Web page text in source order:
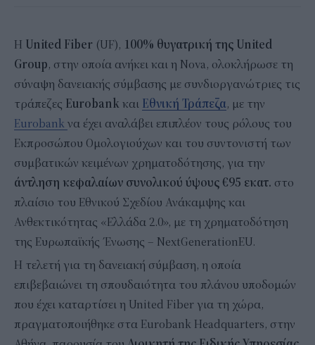
H United Fiber (UF), 100% θυγατρική της United
Group, στην οποία ανήκει και η Nova, ολοκλήρωσε τη
σύναψη δανειακής σύμβασης με συνδιοργανώτριες τις
τράπεζες Eurobank και Εθνική Τράπεζα, με την
Eurobank να έχει αναλάβει επιπλέον τους ρόλους του
Εκπροσώπου Ομολογιούχων και του συντονιστή των
συμβατικών κειμένων χρηματοδότησης, για την
άντληση κεφαλαίων συνολικού ύψους €95 εκατ. στο
πλαίσιο του Εθνικού Σχεδίου Ανάκαμψης και
Ανθεκτικότητας «Ελλάδα 2.0», με τη χρηματοδότηση
της Ευρωπαϊκής Ένωσης – NextGenerationEU.
Η τελετή για τη δανειακή σύμβαση, η οποία
επιβεβαιώνει τη σπουδαιότητα του πλάνου υποδομών
που έχει καταρτίσει η United Fiber για τη χώρα,
πραγματοποιήθηκε στα Eurobank Headquarters, στην